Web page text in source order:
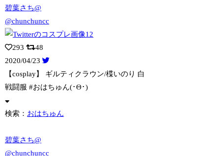
碧葉さち@
@chunchuncc
293
48
2020/04/23
【cosplay】 ギルティクラウン/楪いのり 白
戦闘服 #おはちゅん(･Θ･)
検索： おはちゅん
碧葉さち@
@chunchuncc